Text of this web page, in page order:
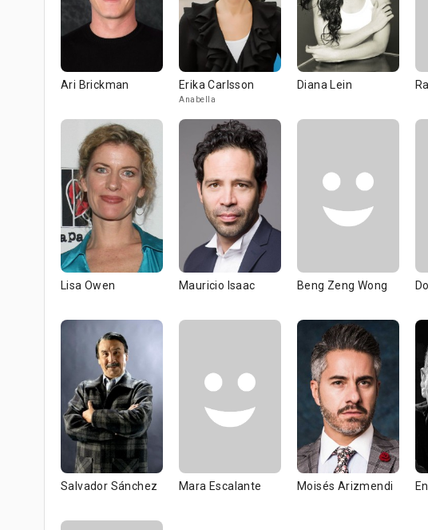
Ari Brickman Erika Carlsson
Anabella
Diana Lein
Lisa Owen Mauricio Isaac Beng Zeng Wong
Salvador Sánchez Mara Escalante Moisés Arizmendi